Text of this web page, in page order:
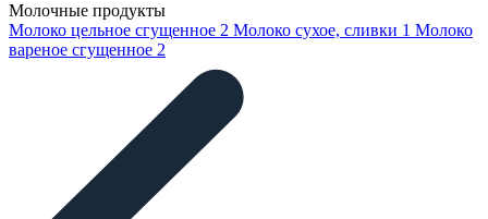
Молочные продукты
Молоко цельное сгущенное 2 Молоко сухое, сливки 1 Молоко
вареное сгущенное 2